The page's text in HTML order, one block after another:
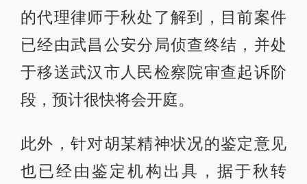
的代理律师于秋处了解到，目前案件
已经由武昌公安分局侦查终结，并处
于移送武汉市人民检察院审查起诉阶
段，预计很快将会开庭。
此外，针对胡某精神状况的鉴定意见
也已经由鉴定机构出具，据于秋转